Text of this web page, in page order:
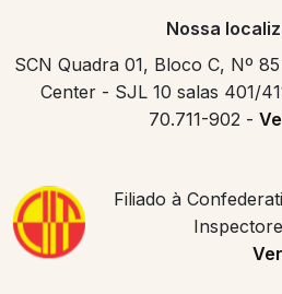
Nossa
SCN Quadra 01, Bloco C, Nº
Center - SJL 10 salas 401/
70.711-902 -
Filiado à